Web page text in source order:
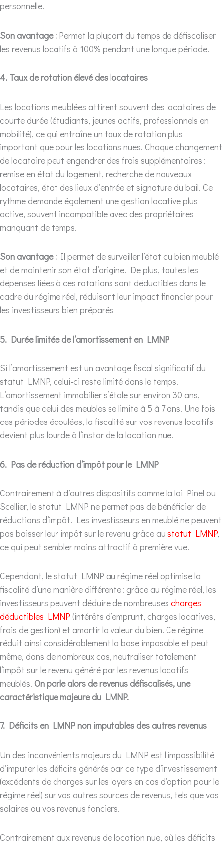
personnelle.
Son avantage : Permet la plupart du temps de défiscaliser
les revenus locatifs à 100% pendant une longue période.
4. Taux de rotation élevé des locataires
Les locations meublées attirent souvent des locataires de
courte durée (étudiants, jeunes actifs, professionnels en
mobilité), ce qui entraîne un taux de rotation plus
important que pour les locations nues. Chaque changement
de locataire peut engendrer des frais supplémentaires :
remise en état du logement, recherche de nouveaux
locataires, état des lieux d’entrée et signature du bail. Ce
rythme demande également une gestion locative plus
active, souvent incompatible avec des propriétaires
manquant de temps.
Son avantage : Il permet de surveiller l’état du bien meublé
et de maintenir son état d’origine. De plus, toutes les
dépenses liées à ces rotations sont déductibles dans le
cadre du régime réel, réduisant leur impact financier pour
les investisseurs bien préparés
5. Durée limitée de l’amortissement en LMNP
Si l’amortissement est un avantage fiscal significatif du
statut LMNP, celui-ci reste limité dans le temps.
L’amortissement immobilier s’étale sur environ 30 ans,
tandis que celui des meubles se limite à 5 à 7 ans. Une fois
ces périodes écoulées, la fiscalité sur vos revenus locatifs
devient plus lourde à l’instar de la location nue.
6. Pas de réduction d’impôt pour le LMNP
Contrairement à d’autres dispositifs comme la loi Pinel ou
Scellier, le statut LMNP ne permet pas de bénéficier de
réductions d’impôt. Les investisseurs en meublé ne peuvent
pas baisser leur impôt sur le revenu grâce au statut LMNP,
ce qui peut sembler moins attractif à première vue.
Cependant, le statut LMNP au régime réel optimise la
fiscalité d’une manière différente : grâce au régime réel, les
investisseurs peuvent déduire de nombreuses charges
déductibles LMNP (intérêts d’emprunt, charges locatives,
frais de gestion) et amortir la valeur du bien. Ce régime
réduit ainsi considérablement la base imposable et peut
même, dans de nombreux cas, neutraliser totalement
l’impôt sur le revenu généré par les revenus locatifs
meublés. On parle alors de revenus défiscalisés, une
caractéristique majeure du LMNP.
7. Déficits en LMNP non imputables des autres revenus
Un des inconvénients majeurs du LMNP est l’impossibilité
d’imputer les déficits générés par ce type d’investissement
(excédents de charges sur les loyers en cas d’option pour le
régime réel) sur vos autres sources de revenus, tels que vos
salaires ou vos revenus fonciers.
Contrairement aux revenus de location nue, où les déficits